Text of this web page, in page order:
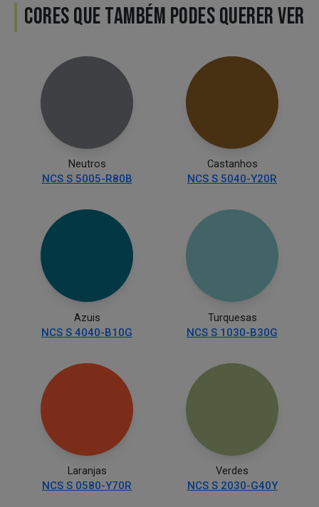
CORES QUE TAMBÉM PODES QUERER VER
Neutros
NCS S 5005-R80B
Castanhos
NCS S 5040-Y20R
Azuis
NCS S 4040-B10G
Turquesas
NCS S 1030-B30G
Laranjas
NCS S 0580-Y70R
Verdes
NCS S 2030-G40Y